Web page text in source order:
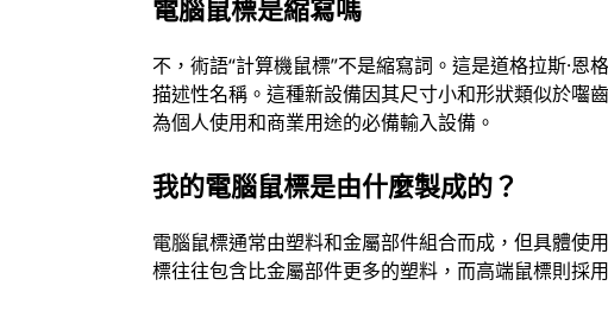
電腦鼠標是縮寫嗎
不，術語“計算機鼠標”不是縮寫詞。這是道格拉斯·
描述性名稱。這種新設備因其尺寸小和形狀類似於囓
為個人使用和商業用途的必備輸入設備。
我的電腦鼠標是由什麼製成的？
電腦鼠標通常由塑料和金屬部件組合而成，但具體使
標往往包含比金屬部件更多的塑料，而高端鼠標則採